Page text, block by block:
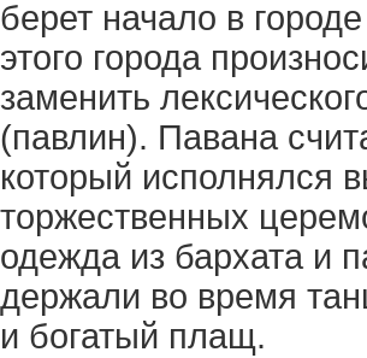
берет начало в городе
этого города
заменить
(павлин). Павана
который исполнялся
торжественных
одежда из бархата и
держали во время
и богатый плащ.